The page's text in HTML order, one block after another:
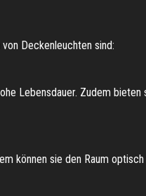
Deckenleuchten sind:
Lebensdauer. Zudem bieten
können sie den Raum